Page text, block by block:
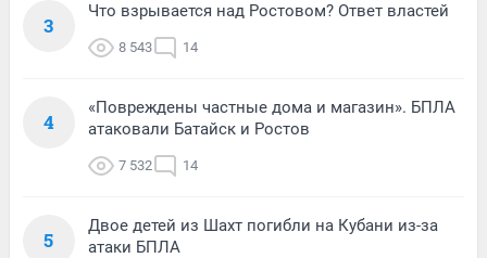
3
Что взрывается над Ростовом? Ответ властей
8 543 14
4
«Повреждены частные дома и магазин». БПЛА
атаковали Батайск и Ростов
7 532 14
5
Двое детей из Шахт погибли на Кубани из-за
атаки БПЛА